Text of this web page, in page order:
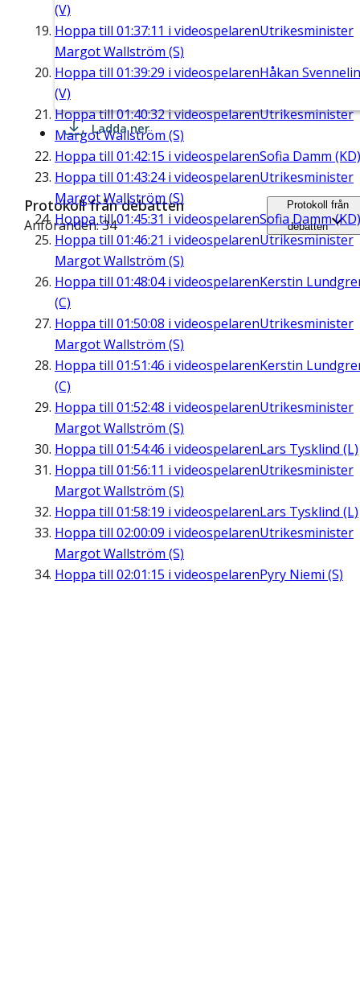
(V)
Hoppa till 01:37:11 i videospelarenUtrikesminister
Margot Wallström (S)
Hoppa till 01:39:29 i videospelarenHåkan
(V)
Hoppa till01:40:32i videospelarenUtrikesminister
Margot Wallström (S)
Hoppa till 01:42:15 i videospelarenSofia Damm (KD)
Hoppa till 01:43:24i videospelarenUtrikesminister
Margot Wallström (S)
Hoppa till01:45:31 i videospelarenSofia Damm (KD)
Hoppa till 01:46:21 i videospelarenUtrikesminister
Margot Wallström (S)
Hoppa till 01:48:04i videospelarenKerstin
(C)
Hoppa till 01:50:08 i videospelarenUtrikesminister
Margot Wallström (S)
Hoppa till 01:51:46 i videospelarenKerstin
(C)
Hoppa till 01:52:48 i videospelarenUtrikesminister
Margot Wallström (S)
Hoppa till 01:54:46 i videospelarenLars Tysklind (L)
Hoppa till 01:56:11 i videospelarenUtrikesminister
Margot Wallström (S)
Hoppa till 01:58:19 i videospelarenLars Tysklind (L)
Hoppa till 02:00:09 i videospelarenUtrikesminister
Margot Wallström (S)
Hoppa till 02:01:15 i videospelarenPyry Niemi (S)
Ladda ner
Protokoll från debatten
Anföranden: 34
Protokoll från
debatten